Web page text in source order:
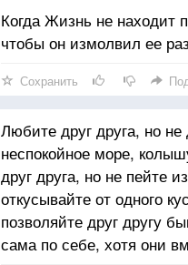
Когда Жизнь не находит
чтобы он измолвил ее
Сохранить
Любите друг друга, но
неспокойное море,
друг друга, но не пейте
откусывайте от одного
позволяйте друг другу
сама по себе, хотя они